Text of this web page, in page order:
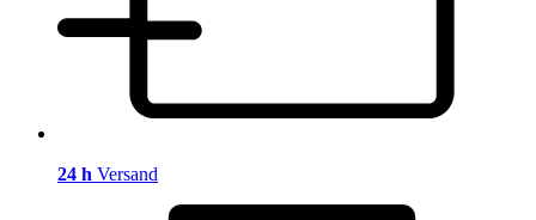
24 h Versand